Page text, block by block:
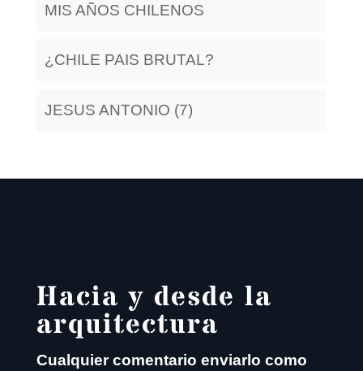
MIS AÑOS CHILENOS
¿CHILE PAIS BRUTAL?
JESUS ANTONIO (7)
Hacia y desde la
arquitectura
Cualquier comentario enviarlo como